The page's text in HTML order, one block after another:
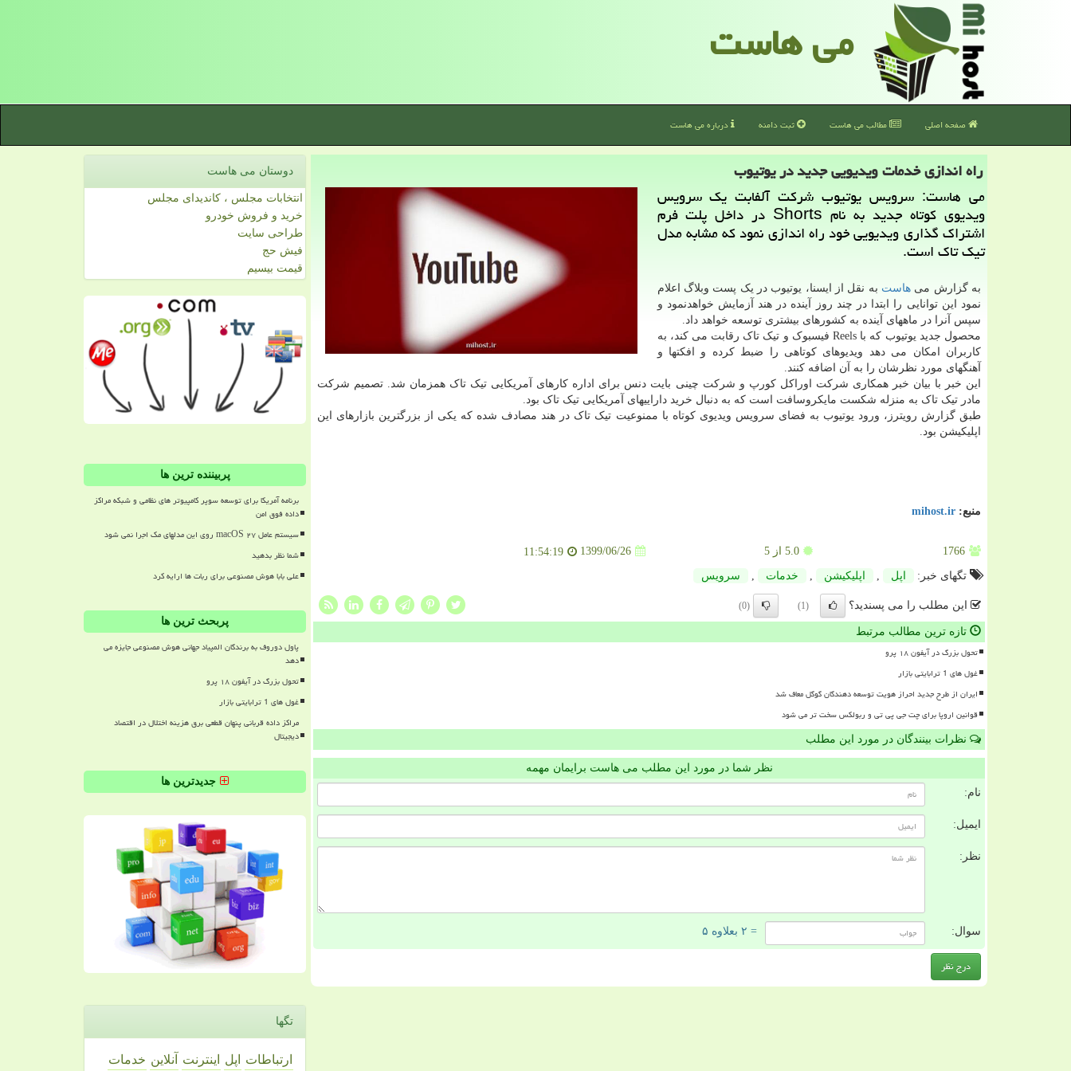
می هاست
صفحه اصلی مطالب می هاست ثبت دامنه درباره می هاست
راه اندازی خدمات ویدیویی جدید در یوتیوب
می هاست: سرویس یوتیوب شركت آلفابت یك سرویس
ویدیوی كوتاه جدید به نام Shorts در داخل پلت فرم
اشتراك گذاری ویدیویی خود راه اندازی نمود كه مشابه مدل
تیك تاك است.
به گزارش میهاست به نقل از ایسنا، یوتیوب در یک پست وبلاگ اعلام
نمود این توانایی را ابتدا در چند روز آینده در هند آزمایش خواهدنمود و
سپس آنرا در ماههای آینده به کشورهای بیشتری توسعه خواهد داد.
محصول جدید یوتیوب که با Reels فیسبوک و تیک تاک رقابت می کند، به
کاربران امکان می دهد ویدیوهای کوتاهی را ضبط کرده و افکتها و
آهنگهای مورد نظرشان را به آن اضافه کنند.
این خبر با بیان خبر همکاری شرکت اوراکل کورپ و شرکت چینی بایت دنس برای اداره کارهای آمریکایی تیک تاک همزمان شد. تصمیم شرکت
مادر تیک تاک به منزله شکست مایکروسافت است که به دنبال خرید داراییهای آمریکایی تیک تاک بود.
طبق گزارش رویترز، ورود یوتیوب به فضای سرویس ویدیوی کوتاه با ممنوعیت تیک تاک در هند مصادف شده که یکی از بزرگترین بازارهای این
اپلیکیشن بود.
منبع: mihost.ir
1766
5.0از 5 1399/06/26
11:54:19
تگهای خبر:
اپل اپلیكیشن خدمات سرویس
این مطلب را می پسندید؟ (1)
(0)
تازه ترین مطالب مرتبط
تحول بزرگ در آیفون ۱۸ پرو
غول های 1 ترابایتی بازار
ایران از طرح جدید احراز هویت توسعه دهندگان گوگل معاف شد
قوانین اروپا برای چت جی پی تی و ربولکس سخت تر می شود
نظرات بینندگان در مورد این مطلب
نظر شما در مورد این مطلب می هاست برایمان مهمه
نام:
ایمیل:
نظر:
سوال: = ۲ بعلاوه ۵
دوستان می هاست
انتخابات مجلس ، کاندیدای مجلس
خرید و فروش خودرو
طراحی سایت
فیش حج
قیمت بیسیم
پربیننده ترین ها
برنامه آمریکا برای توسعه سوپر کامپیوتر های نظامی و شبکه مراکز
داده فوق امن
سیستم عامل macOS ۲۷ روی این مدلهای مک اجرا نمی شود
شما نظر بدهید
علی بابا هوش مصنوعی برای ربات ها ارایه کرد
پربحث ترین ها
پاول دوروف به برندگان المپیاد جهانی هوش مصنوعی جایزه می
دهد
تحول بزرگ در آیفون ۱۸ پرو
غول های 1 ترابایتی بازار
مراکز داده قربانی پنهان قطعی برق هزینه اختلال در اقتصاد
دیجیتال
جدیدترین ها
تگها
ارتباطات اپل اینترنت آنلاین خدمات